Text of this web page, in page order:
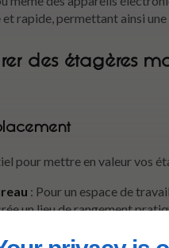
rapide, permettant ainsi une
des étagères
pour mettre en valeur vos
: Pour un espace de
un lieu de rangement
une touche moderne tout